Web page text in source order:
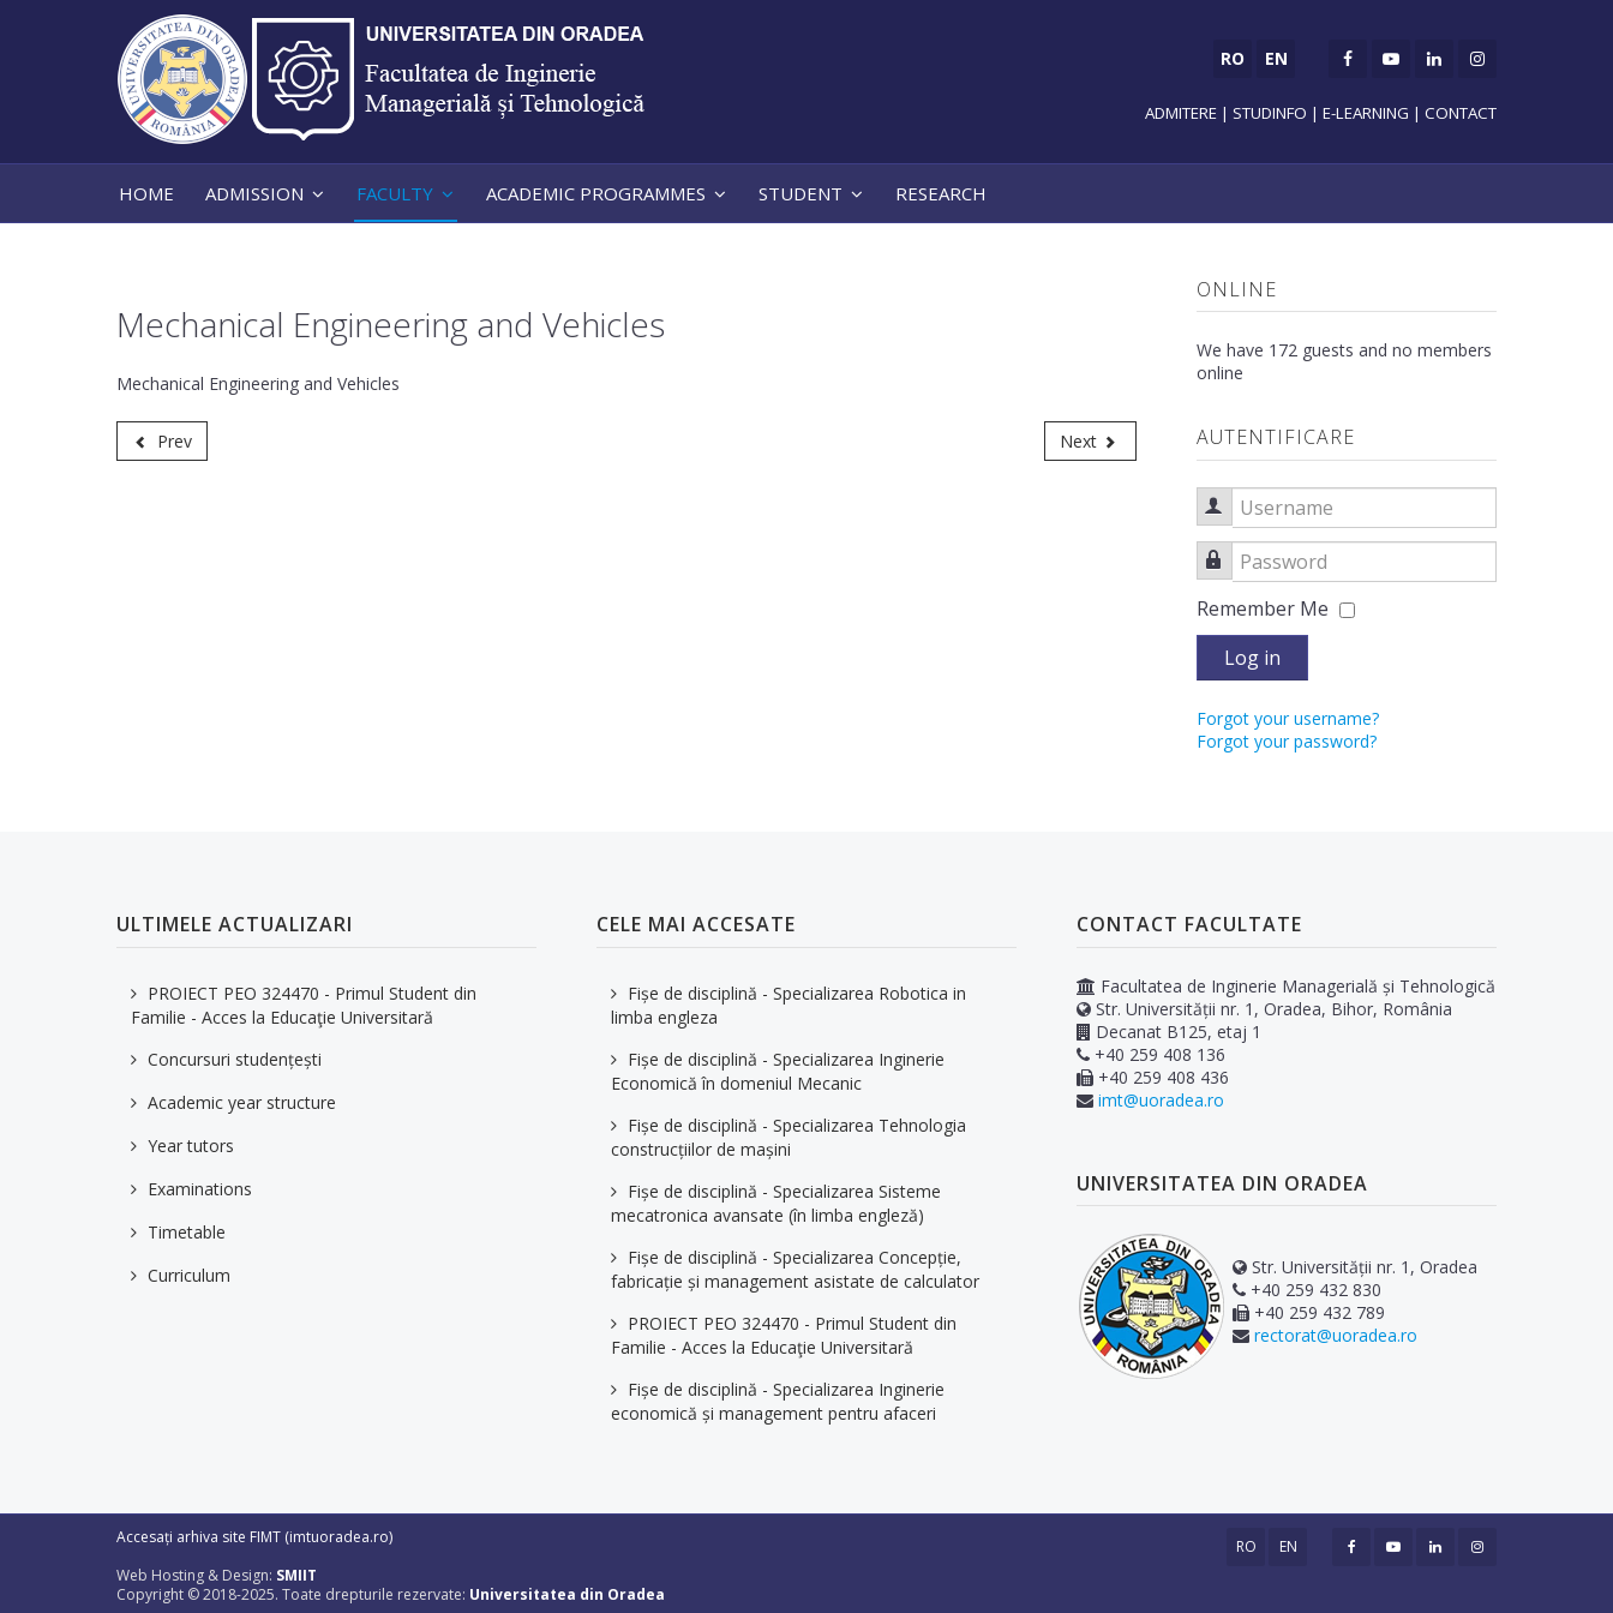
RO EN
ADMITERE | STUDINFO | E-LEARNING | CONTACT
HOME ADMISSION FACULTY ACADEMIC PROGRAMMES STUDENT RESEARCH
Mechanical Engineering and Vehicles
Mechanical Engineering and Vehicles
Prev Next
ONLINE
We have 172 guests and no members
online
AUTENTIFICARE
Username
Password
Remember Me
Log in
Forgot your username?
Forgot your password?
ULTIMELE ACTUALIZARI
PROIECT PEO 324470 - Primul Student din
Familie - Acces la Educaţie Universitară
Concursuri studențești
Academic year structure
Year tutors
Examinations
Timetable
Curriculum
CELE MAI ACCESATE
Fișe de disciplină - Specializarea Robotica in
limba engleza
Fișe de disciplină - Specializarea Inginerie
Economică în domeniul Mecanic
Fișe de disciplină - Specializarea Tehnologia
construcțiilor de mașini
Fișe de disciplină - Specializarea Sisteme
mecatronica avansate (în limba engleză)
Fișe de disciplină - Specializarea Concepție,
fabricație și management asistate de calculator
PROIECT PEO 324470 - Primul Student din
Familie - Acces la Educaţie Universitară
Fișe de disciplină - Specializarea Inginerie
economică și management pentru afaceri
CONTACT FACULTATE
Facultatea de Inginerie Managerială și Tehnologică
Str. Universității nr. 1, Oradea, Bihor, România
Decanat B125, etaj 1
+40 259 408 136
+40 259 408 436
imt@uoradea.ro
UNIVERSITATEA DIN ORADEA
Str. Universității nr. 1, Oradea
+40 259 432 830
+40 259 432 789
rectorat@uoradea.ro
Accesați arhiva site FIMT (imtuoradea.ro)
Web Hosting & Design: SMIIT
Copyright © 2018-2025. Toate drepturile rezervate: Universitatea din Oradea
RO EN